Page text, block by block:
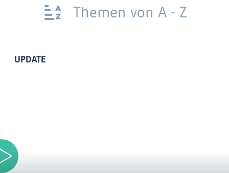
Themen von A - Z
UPDATE